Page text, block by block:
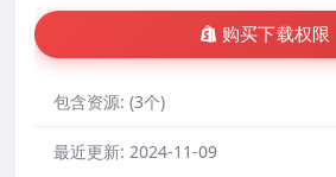
购买下载权限
包含资源: (3个)
最近更新: 2024-11-09